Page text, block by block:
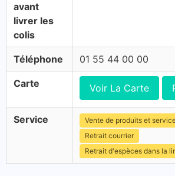
avant
livrer les
colis
Téléphone 01 55 44 00 00
Carte Voir La Carte
Service Vente de produits et
Retrait courrier
Retrait d'espèces dans la